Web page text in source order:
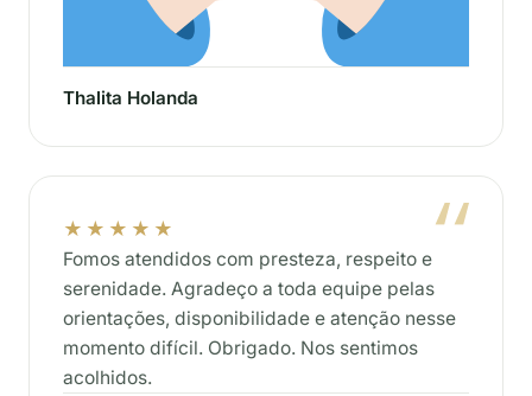
Thalita Holanda
★★★★★
Fomos atendidos com presteza, respeito e
serenidade. Agradeço a toda equipe pelas
orientações, disponibilidade e atenção nesse
momento difícil. Obrigado. Nos sentimos
acolhidos.